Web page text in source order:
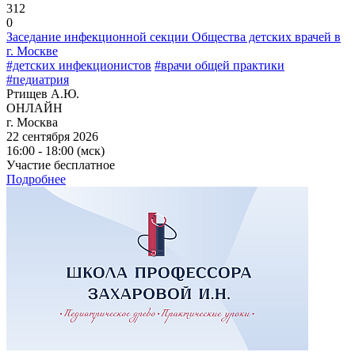
312
0
Заседание инфекционной секции Общества детских врачей в
г. Москве
#детских инфекционистов #врачи общей практики
#педиатрия
Ртищев А.Ю.
ОНЛАЙН
г. Москва
22 сентября 2026
16:00 - 18:00 (мск)
Участие бесплатное
Подробнее